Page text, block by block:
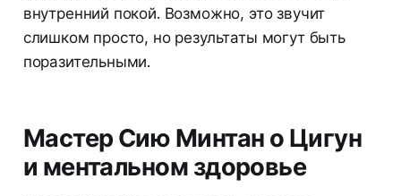
внутренний покой. Возможно, это звучит
слишком просто, но результаты могут быть
поразительными.
Мастер Сию Минтан о Цигун
и ментальном здоровье